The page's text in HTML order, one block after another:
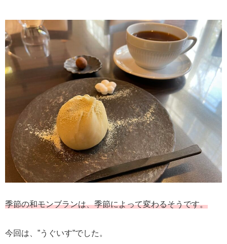
季節の和モンブランは、季節によって変わるそうです。
今回は、”うぐいす”でした。